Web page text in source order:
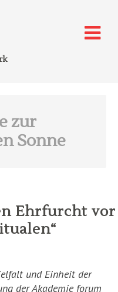
zur
Sonne
Ehrfurcht vor
und Einheit der
der Akademie forum